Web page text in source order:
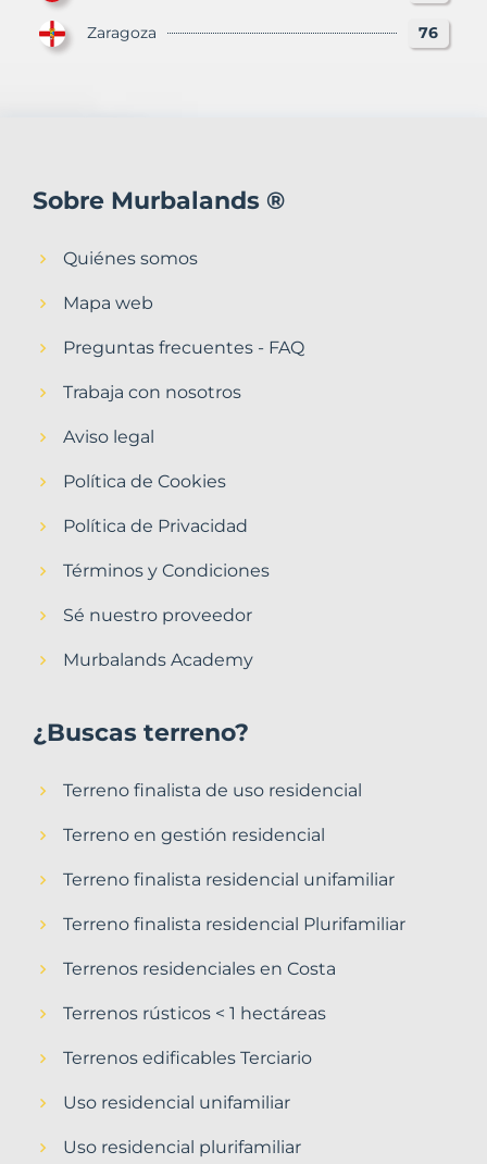
Zaragoza 76
Sobre Murbalands ®
Quiénes somos
Mapa web
Preguntas frecuentes - FAQ
Trabaja con nosotros
Aviso legal
Política de Cookies
Política de Privacidad
Términos y Condiciones
Sé nuestro proveedor
Murbalands Academy
¿Buscas terreno?
Terreno finalista de uso residencial
Terreno en gestión residencial
Terreno finalista residencial unifamiliar
Terreno finalista residencial Plurifamiliar
Terrenos residenciales en Costa
Terrenos rústicos < 1 hectáreas
Terrenos edificables Terciario
Uso residencial unifamiliar
Uso residencial plurifamiliar